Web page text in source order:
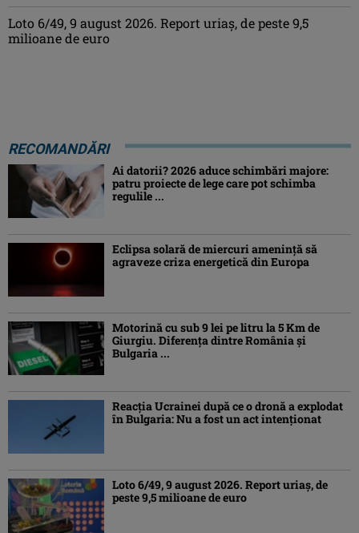
Loto 6/49, 9 august 2026. Report uriaș, de peste 9,5
milioane de euro
RECOMANDĂRI
Ai datorii? 2026 aduce schimbări majore:
patru proiecte de lege care pot schimba
regulile ...
Eclipsa solară de miercuri ameninţă să
agraveze criza energetică din Europa
Motorină cu sub 9 lei pe litru la 5 Km de
Giurgiu. Diferența dintre România și
Bulgaria ...
Reacția Ucrainei după ce o dronă a explodat
în Bulgaria: Nu a fost un act intenționat
Loto 6/49, 9 august 2026. Report uriaș, de
peste 9,5 milioane de euro